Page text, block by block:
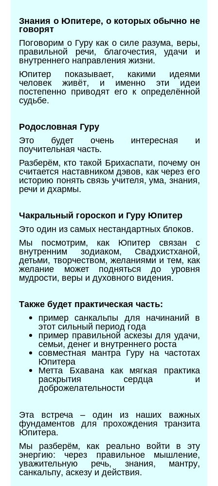
Знания о Юпитере, о которых обычно не
говорят
Поговорим о Гуру как о силе разума, веры,
правильной речи, благочестия, удачи и
внутреннего направления жизни.
Юпитер показывает, какими идеями
человек живёт, и именно эти идеи
постепенно приводят его к определённой
судьбе.
Родословная Гуру
Это будет очень интересная и
поучительная часть.
Разберём, кто такой Брихаспати, почему он
считается наставником дэвов, как через его
историю понять связь учителя, ума, знания,
речи и дхармы.
Чакральный гороскоп и Гуру Юпитер
Это один из самых нестандартных блоков.
Мы посмотрим, как Юпитер связан с
внутренним зодиаком, Свадхистханой,
детьми, творчеством, желаниями и тем, как
желание может подняться до уровня
мудрости, веры и духовного видения.
Также будет практическая часть:
пример санкальпы для начинаний в
этот сильный период года
пример правильной аскезы для удачи,
семьи, денег и внутреннего роста
совместная мантра Гуру на частотах
Юпитера
Метта Бхавана как мягкая практика
раскрытия сердца и
доброжелательности
Эта встреча – один из наших важных
фундаментов для прохождения транзита
Юпитера.
Мы разберём, как реально войти в эту
энергию: через правильное мышление,
уважительную речь, знания, мантру,
санкальпу, аскезу и действия.